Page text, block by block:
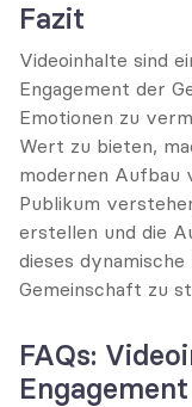
Fazit
Videoinhalte sind
Engagement der
Emotionen zu
Wert zu bieten,
modernen Aufbau
Publikum
erstellen und die
dieses
Gemeinschaft zu
FAQs: